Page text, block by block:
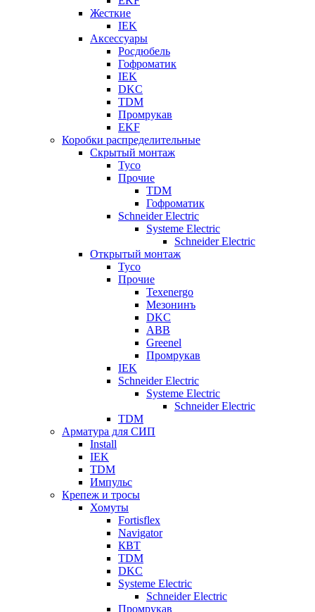
Жесткие
IEK
Аксессуары
Росдюбель
Гофроматик
IEK
DKC
TDM
Промрукав
EKF
Коробки распределительные
Скрытый монтаж
Tyco
Прочие
TDM
Гофроматик
Schneider Electric
Systeme Electric
Schneider Electric
Открытый монтаж
Tyco
Прочие
Texenergo
Мезонинъ
DKC
ABB
Greenel
Промрукав
IEK
Schneider Electric
Systeme Electric
Schneider Electric
TDM
Арматура для СИП
Install
IEK
TDM
Импульс
Крепеж и тросы
Хомуты
Fortisflex
Navigator
КВТ
TDM
DKC
Systeme Electric
Schneider Electric
Промрукав